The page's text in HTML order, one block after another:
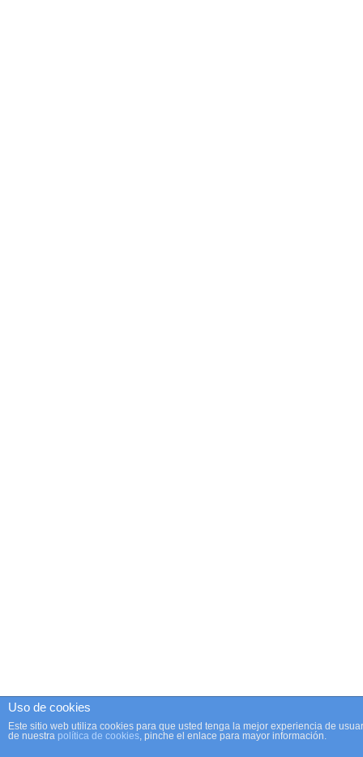
Uso de cookies
Este sitio web utiliza cookies para que usted tenga la mejor experiencia de
de nuestra política de cookies, pinche el enlace para mayor información.